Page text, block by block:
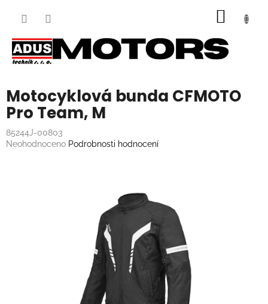
Motocyklová bunda CFMOTO
Pro Team, M
85244J-00803
Průměrné
Neohodnoceno Podrobnosti hodnocení